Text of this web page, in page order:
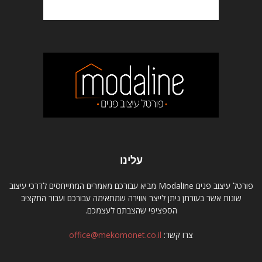
עלינו
פורטל עיצוב פנים Modaline מביא עבורכם מאמרים המתייחסים לדרכי עיצוב
שונות אשר בעזרתן ניתן לייצר אווירה שמתאימה עבורכם ועבור התקציב
הספציפי שהצבתם לעצמכם.
צרו קשר: office@mekomonet.co.il